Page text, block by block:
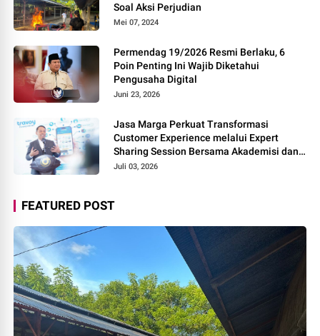
Soal Aksi Perjudian
Mei 07, 2024
Permendag 19/2026 Resmi Berlaku, 6
Poin Penting Ini Wajib Diketahui
Pengusaha Digital
Juni 23, 2026
Jasa Marga Perkuat Transformasi
Customer Experience melalui Expert
Sharing Session Bersama Akademisi dan
Praktisi
Juli 03, 2026
FEATURED POST